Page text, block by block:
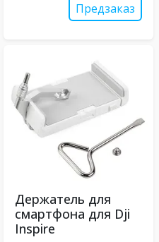
Предзаказ
Держатель для
смартфона для Dji
Inspire